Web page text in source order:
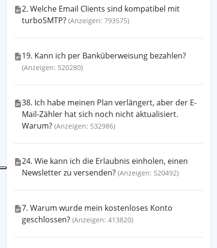
2. Welche Email Clients sind kompatibel mit
turboSMTP? (Anzeigen: 793575)
19. Kann ich per Banküberweisung bezahlen?
(Anzeigen: 520280)
38. Ich habe meinen Plan verlängert, aber der E-
Mail-Zähler hat sich noch nicht aktualisiert.
Warum? (Anzeigen: 532986)
24. Wie kann ich die Erlaubnis einholen, einen
Newsletter zu versenden? (Anzeigen: 520492)
7. Warum wurde mein kostenloses Konto
geschlossen? (Anzeigen: 413820)